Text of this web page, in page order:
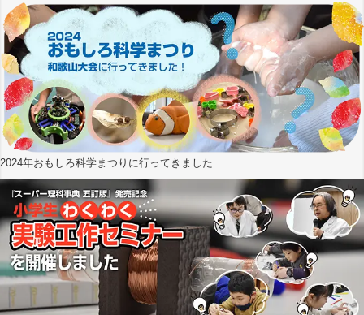
2024年おもしろ科学まつりに行ってきました